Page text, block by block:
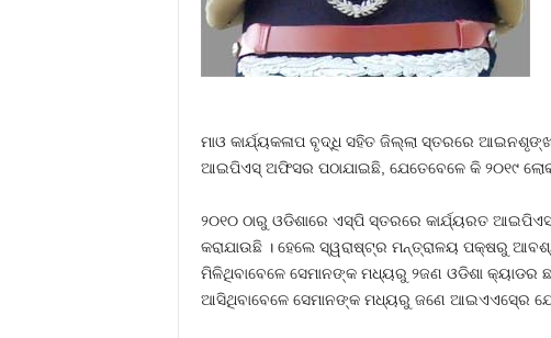
ମାଓ କାର୍ଯ୍ୟକଳାପ ବୃଦ୍ଧି ସହିତ ଜିଲ୍ଲା ସ୍ତରରେ
ଆଇପିଏସ୍‍ ଅଫିସର ପଠାଯାଇଛି, ଯେତେବେଳେ କି ୨୦୧୯
୨୦୧୦ ଠାରୁ ଓଡିଶାରେ ଏସ୍‍ପି ସ୍ତରରେ କାର୍ଯ୍ୟରତ
କରାଯାଉଛି । ହେଲେ ସ୍ୱରାଷ୍ଟ୍ର ମନ୍ତ୍ରାଳୟ ପକ୍ଷରୁ
ମିଳିଥିବାବେଳେ ସେମାନଙ୍କ ମଧ୍ୟରୁ ୨ଜଣ ଓଡିଶା
ଆସିଥିବାବେଳେ ସେମାନଙ୍କ ମଧ୍ୟରୁ ଜଣେ ଆଇଏଏସ୍‍ରେ